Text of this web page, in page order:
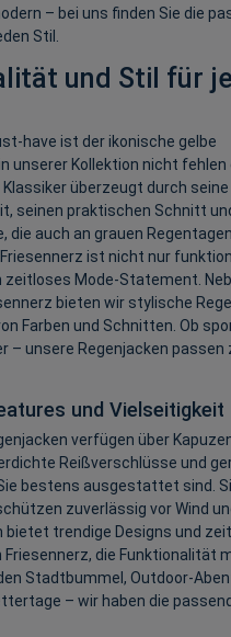
– bei uns finden Sie die
Stil.
und Stil für
have ist der ikonische gelbe
unserer Kollektion nicht fehlen
Klassiker überzeugt durch seine
seinen praktischen Schnitt
die auch an grauen
Friesennerz ist nicht nur
zeitloses Mode-Statement.
bieten wir stylische
Farben und Schnitten. Ob
– unsere Regenjacken passen
und Vielseitigkeit
verfügen über
Reißverschlüsse und
bestens ausgestattet sind.
zuverlässig vor Wind
bietet trendige Designs und
Friesennerz, die Funktionalität
Stadtbummel, Outdoor-
– wir haben die